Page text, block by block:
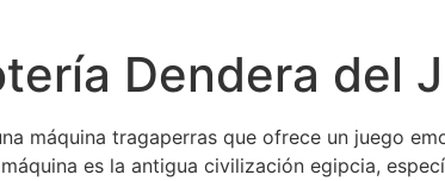
Dendera del
máquina tragaperras que ofrece un juego
es la antigua civilización egipcia,